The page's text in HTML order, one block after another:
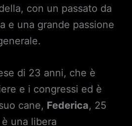
con un passato da
e una grande passione
di 23 anni, che è
e i congressi ed è
cane, Federica, 25
una libera